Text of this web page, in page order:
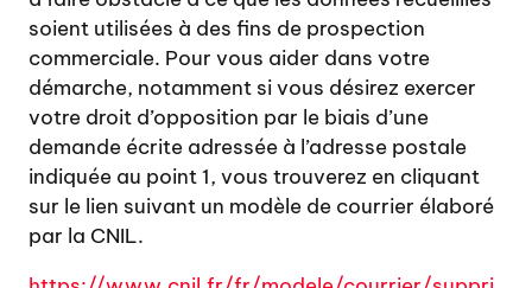
soient utilisées à des fins de prospection
commerciale. Pour vous aider dans votre
démarche, notamment si vous désirez exercer
votre droit d’opposition par le biais d’une
demande écrite adressée à l’adresse postale
indiquée au point 1, vous trouverez en cliquant
sur le lien suivant un modèle de courrier élaboré
par la CNIL.